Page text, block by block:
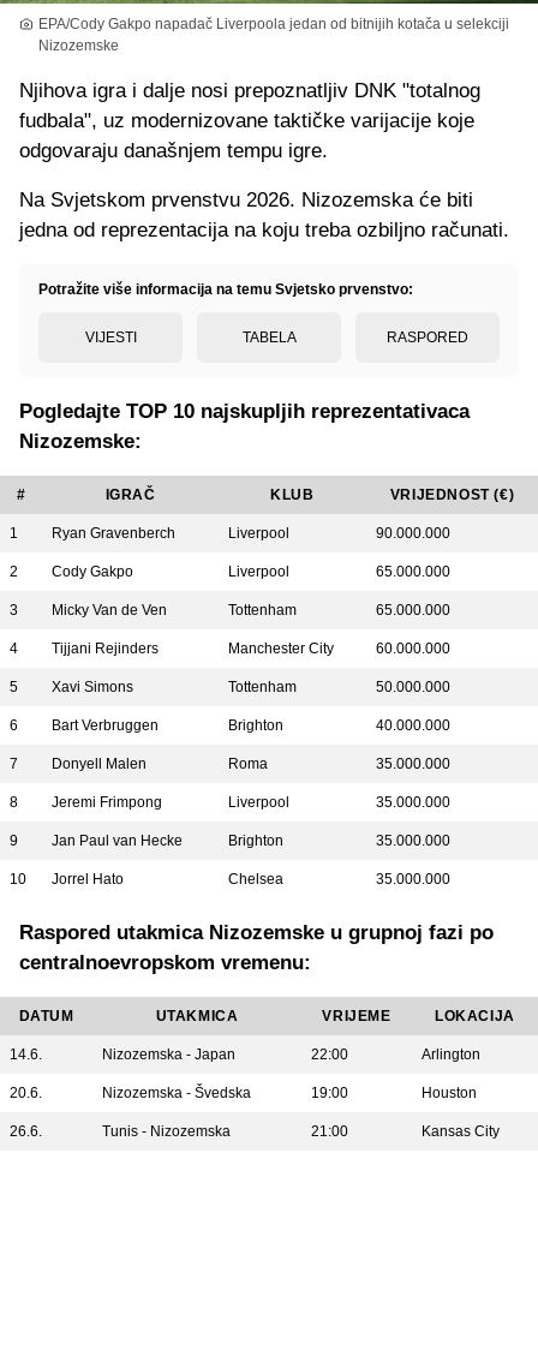
EPA/Cody Gakpo napadač Liverpoola jedan od bitnijih kotača u selekciji
Nizozemske
Njihova igra i dalje nosi prepoznatljiv DNK "totalnog
fudbala", uz modernizovane taktičke varijacije koje
odgovaraju današnjem tempu igre.
Na Svjetskom prvenstvu 2026. Nizozemska će biti
jedna od reprezentacija na koju treba ozbiljno računati.
Potražite više informacija na temu Svjetsko prvenstvo:
VIJESTI TABELA RASPORED
Pogledajte TOP 10 najskupljih reprezentativaca
Nizozemske:
# IGRAČ KLUB VRIJEDNOST (€)
1 Ryan Gravenberch Liverpool 90.000.000
2 Cody Gakpo Liverpool 65.000.000
3 Micky Van de Ven Tottenham 65.000.000
4 Tijjani Rejinders Manchester City 60.000.000
5 Xavi Simons Tottenham 50.000.000
6 Bart Verbruggen Brighton 40.000.000
7 Donyell Malen Roma 35.000.000
8 Jeremi Frimpong Liverpool 35.000.000
9 Jan Paul van Hecke Brighton 35.000.000
10 Jorrel Hato Chelsea 35.000.000
Raspored utakmica Nizozemske u grupnoj fazi po
centralnoevropskom vremenu:
DATUM UTAKMICA VRIJEME LOKACIJA
14.6. Nizozemska - Japan 22:00 Arlington
20.6. Nizozemska - Švedska 19:00 Houston
26.6. Tunis - Nizozemska 21:00 Kansas City